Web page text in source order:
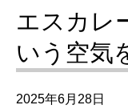
エスカレ
いう空気
2025年6月28日